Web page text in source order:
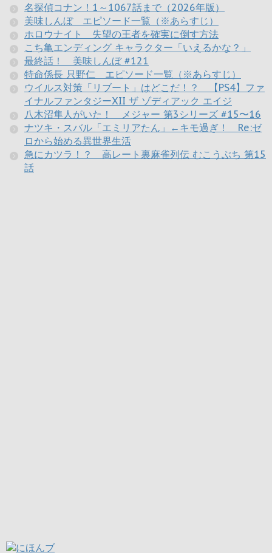
名探偵コナン！1～1067話まで（2026年版）
美味しんぼ エピソード一覧（※あらすじ）
ホロウナイト 失望の王者を確実に倒す方法
こち亀エンディング キャラクター「いえるかな？」
最終話！ 美味しんぼ #121
特命係長 只野仁 エピソード一覧（※あらすじ）
ウイルス対策「リブート」はどこだ！？ 【PS4】ファ
イナルファンタジーXII ザ ゾディアック エイジ
八木沼隼人がいた！ メジャー 第3シリーズ #15〜16
ナツキ・スバル「エミリアたん」←キモ過ぎ！ Re:ゼ
ロから始める異世界生活
急にカツラ！？ 高レート裏麻雀列伝 むこうぶち 第15
話